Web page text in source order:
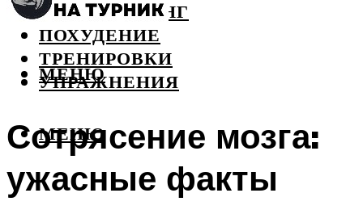
БОДИБИЛДИНГ
ПОХУДЕНИЕ
ТРЕНИРОВКИ
УПРАЖНЕНИЯ
МЕНЮ
МЕНЮ
Сотрясение мозга:
ужасные факты